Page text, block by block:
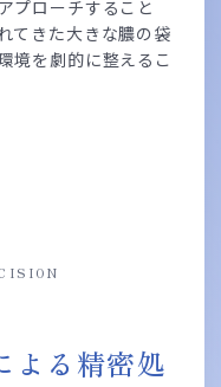
プローチすること
てきた大きな膿の袋
境を劇的に整えるこ
よる精密処